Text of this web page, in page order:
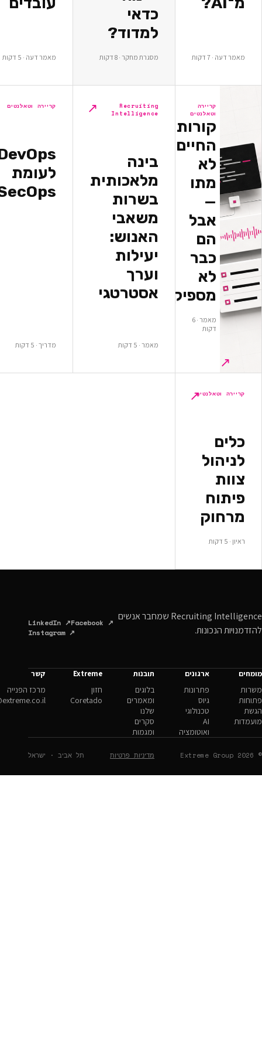
כדאי
למדוד?
מסגרת מחקר · 8 דקות מאמר דעה · 5 דקות
מאמר · 6
Recruiting
Intelligence
בינה
מלאכותית
בשרות
משאבי
האנוש:
יעילות
וערך
אסטרטגי
↗ קריירה וטאלנטים
DevOps
לעומת
DevSecOps
↗
↗
Recruiting Intelligence שמחבר אנשים
LinkedIn ↗Facebook ↗
ארגונים
פתרונות
גיוס
טכנולוגי
AI
תובנות
בלוגים
ומאמרים
שלנו
סקרים
ומגמות
Extreme
חזון
Coretado
קשר
מרכז הפנייה
hello@extreme.co.il
מדיניות פרטיות תל אביב · ישראל